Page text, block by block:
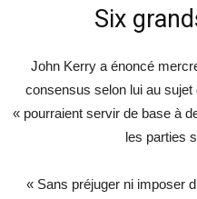
Six
John Kerry a énoncé
consensus selon lui au
« pourraient servir de base à
les parties
« Sans préjuger ni imposer